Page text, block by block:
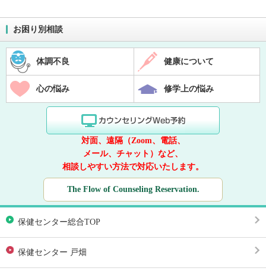
お困り別相談
体調不良 健康について
心の悩み 修学上の悩み
対面、遠隔（Zoom、電話、
メール、チャット）など、
相談しやすい方法で対応いたします。
The Flow of Counseling Reservation.
保健センター総合TOP
保健センター 戸畑